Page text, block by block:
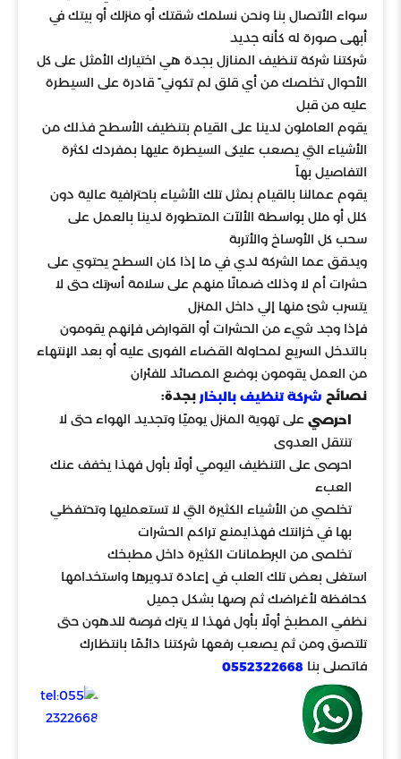
سواء الأتصال بنا ونحن نسلمك شقتك أو منزلك أو بيتك في
أبهى صورة له كأنه جديد
شركتنا شركة تنظيف المنازل بجدة هي اختيارك الأمثل على كل
الأحوال تخلصك من أي قلق لم تكوني ً قادرة على السيطرة
عليه من قبل
يقوم العاملون لدينا على القيام بتنظيف الأسطح فذلك من
الأشياء التي يصعب عليكى السيطرة عليها بمفردك لكثرة
التفاصيل بهاً
يقوم عمالنا بالقيام بمثل تلك الأشياء باحترافية عالية دون
كلل أو ملل بواسطة الألآت المتطورة لدينا بالعمل على
سحب كل الأوساخ والأتربة
ويدقق عما الشركة لدي في ما إذا كان السطح يحتوي على
حشرات أم لا وذلك ضمانًا منهم على سلامة أسرتك حتى لا
يتسرب شئ منها إلي داخل المنزل
فإذا وجد شيء من الحشرات أو القوارض فإنهم يقومون
بالتدخل السريع لمحاولة القضاء الفورى عليه أو بعد الإنتهاء
من العمل يقومون بوضع المصائد للفئران
نصائح شركة تنظيف بالبخار بجدة:
احرصي على تهوية المنزل يوميًا وتجديد الهواء حتى لا
تنتقل العدوى
احرصى على التنظيف اليومي أولًا بأول فهذا يخفف عنك
العبء
تخلصي من الأشياء الكثيرة التي لا تستعمليها وتحتفظي
بها في خزانتك فهذايمنع تراكم الحشرات
تخلصى من البرطمانات الكثيرة داخل مطبخك
استغلى بعض تلك العلب في إعادة تدويرها واستخدامها
كحافظة لأغراضك ثم رصها بشكل جميل
نظفي المطبخ أولًا بأول فهذا لا يترك فرصة للدهون حتى
تلتصق ومن ثم يصعب رفعها شركتنا دائمًا بانتظارك
فاتصلى بنا 0552322668